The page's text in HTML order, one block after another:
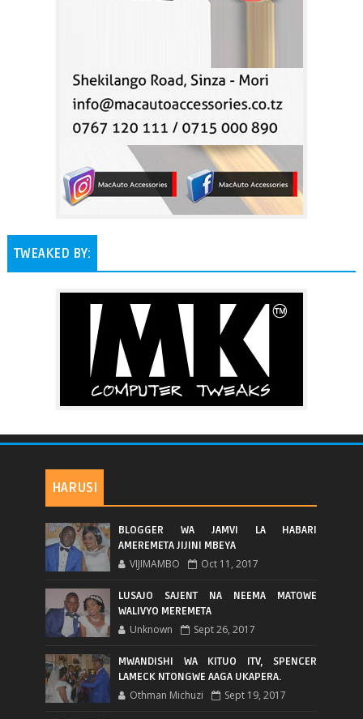
TWEAKED BY:
HARUSI
BLOGGER WA JAMVI LA HABARI
AMEREMETA JIJINI MBEYA
VIJIMAMBO Oct 11, 2017
LUSAJO SAJENT NA NEEMA MATOWE
WALIVYO MEREMETA
Unknown Sept 26, 2017
MWANDISHI WA KITUO ITV, SPENCER
LAMECK NTONGWE AAGA UKAPERA.
Othman Michuzi Sept 19, 2017